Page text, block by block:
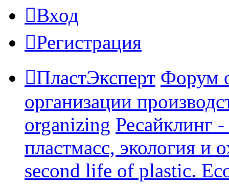
Вход
Регистрация
ПластЭксперт Форум
организации
organizing Ресайклинг
пластмасс, экология и
second life of plastic.